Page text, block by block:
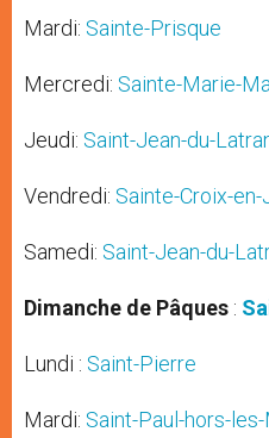
Mardi: Sainte-Prisque
Mercredi: Sainte-Marie-
Jeudi: Saint-Jean-du-
Vendredi: Sainte-Croix-
Samedi: Saint-Jean-du-
Dimanche de Pâques :
Lundi : Saint-Pierre
Mardi: Saint-Paul-hors-